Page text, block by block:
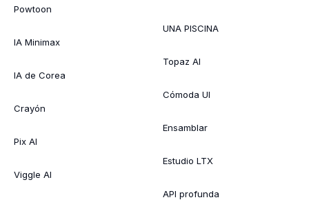
Powtoon
IA Minimax
IA de Corea
Crayón
Pix AI
Viggle AI
UNA PISCINA
Topaz AI
Cómoda UI
Ensamblar
Estudio LTX
API profunda